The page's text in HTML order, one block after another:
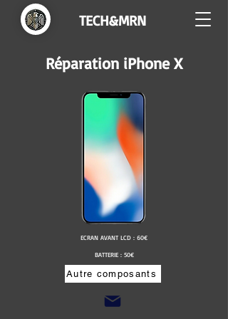
TECH&MRN
Réparation iPhone X
ECRAN AVANT LCD : 60€
BATTERIE : 50€
Autre composants